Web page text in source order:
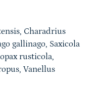
Charadrius
gallinago, Saxicola
rusticola,
Vanellus